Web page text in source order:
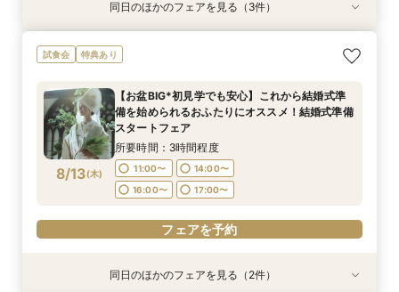
特典あり
8/11(火)
【初見学でも安心】気軽に見学◎結婚式準備ス
タートフェア
9:00〜
10:00〜
14:30〜
フェアを予約
特典あり
8/11(火)
【少人数*おもてなし重視の方*必見】6名～
OK！少人数婚相談会◆八坂の塔に誓う挙式会場
おもてなし体験フェア
所要時間：3時間程度
9:00〜
14:30〜
15:00〜
フェアを予約
特典あり
8/11(火)
【組数限定】ご来館でAmazonギフト券プレゼン
ト！さらに、ご成約で挙式料100％OFF/料理2ラ
定の特典付リニューアル記念フェア◎
所要時間：3時間程度
9:00〜
14:30〜
15:00〜
フェアを予約
同日のほかのフェアを見る（3件）
試食会 特典あり
8/13(木)
【お盆BIG*初見学でも安心】これから結婚式準
備を始められるおふたりにオススメ！結婚式準備
スタートフェア
所要時間：3時間程度
11:00〜
14:00〜
16:00〜
17:00〜
フェアを予約
特典あり
特典あり同日のほかのフェアを見る（2件）